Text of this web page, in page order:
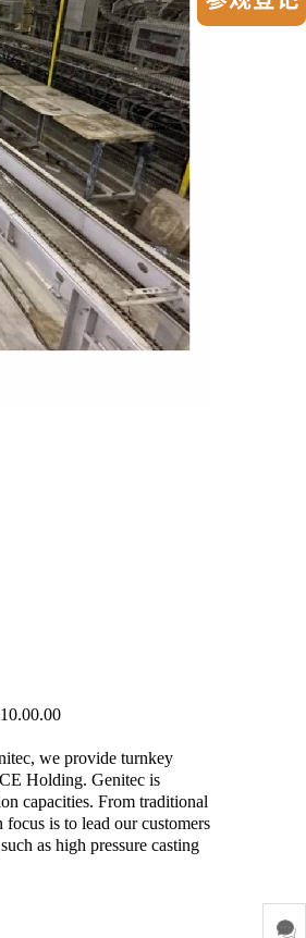
we provide turnkey
Holding. Genitec is
capacities. From traditional
is to lead our customers
as high pressure casting